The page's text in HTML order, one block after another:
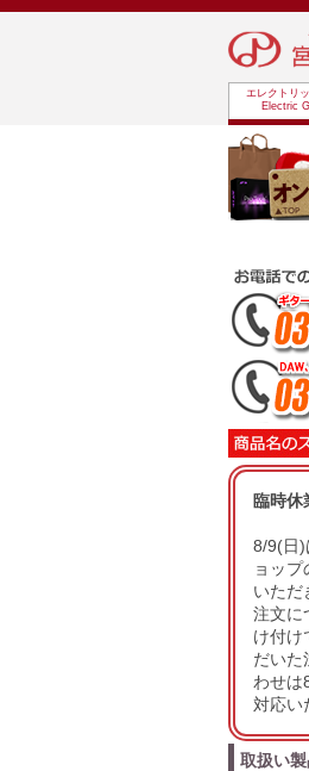
エレクトリ
Electric
臨時休
8/9(日)
ョップ
いただ
注文に
け付け
だいた
わせは
対応い
取扱い